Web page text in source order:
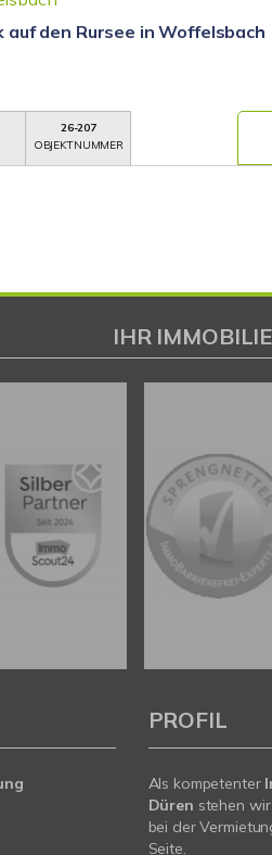
auf den Rursee in Woffelsbach
26-207
OBJEKTNUMMER
IHR
PROFIL
Als kompetenter
Düren stehen
bei der
Seite.